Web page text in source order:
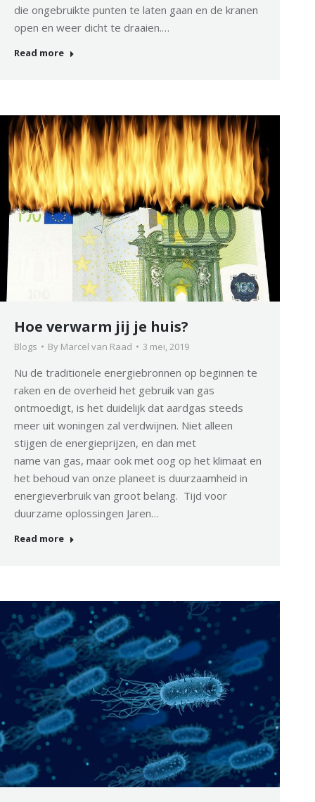
die ongebruikte punten te laten gaan en de kranen
open en weer dicht te draaien.…
Read more
Hoe verwarm jij je huis?
Blogs By Marcel van Raad 3 mei, 2019
Nu de traditionele energiebronnen op beginnen te
raken en de overheid het gebruik van gas
ontmoedigt, is het duidelijk dat aardgas steeds
meer uit woningen zal verdwijnen. Niet alleen
stijgen de energieprijzen, en dan met
name van gas, maar ook met oog op het klimaat en
het behoud van onze planeet is duurzaamheid in
energieverbruik van groot belang. Tijd voor
duurzame oplossingen Jaren…
Read more